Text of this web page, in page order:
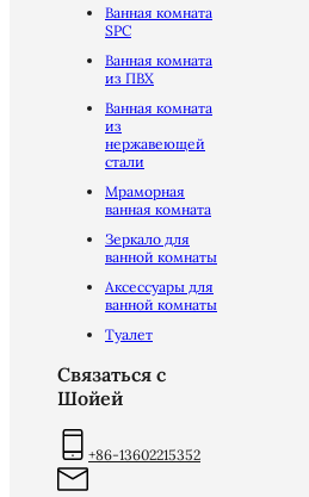
Ванная комната
SPC
Ванная комната
из ПВХ
Ванная комната
из
нержавеющей
стали
Мраморная
ванная комната
Зеркало для
ванной комнаты
Аксессуары для
ванной комнаты
Туалет
Связаться с
Шойей
+86-13602215352